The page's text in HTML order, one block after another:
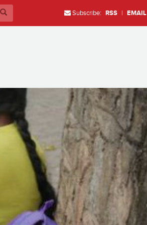
Subscribe: RSS | EMAIL